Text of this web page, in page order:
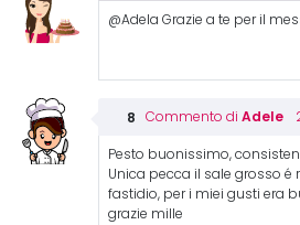
@Adela Grazie a te per il
Commento di Adele
Pesto buonissimo,
Unica pecca il sale grosso é
fastidio, per i miei gusti era
grazie mille